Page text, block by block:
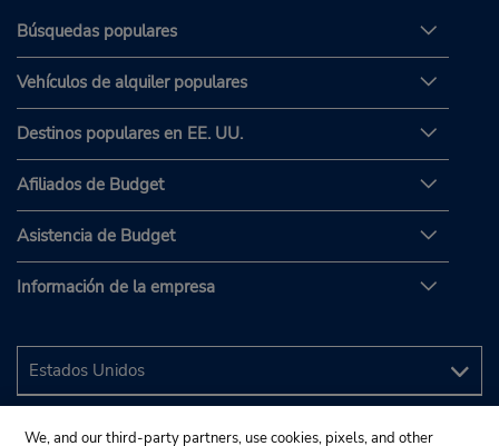
Búsquedas populares
Vehículos de alquiler populares
Destinos populares en EE. UU.
Afiliados de Budget
Asistencia de Budget
Información de la empresa
We, and our third-party partners, use cookies, pixels, and other